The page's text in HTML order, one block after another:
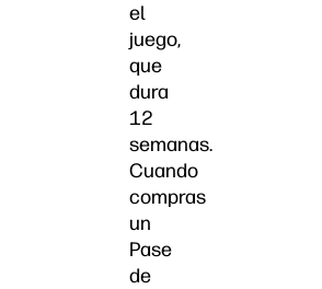
el
juego,
que
dura
12
semanas.
Cuando
compras
un
Pase
de